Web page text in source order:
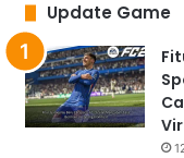
Update Game